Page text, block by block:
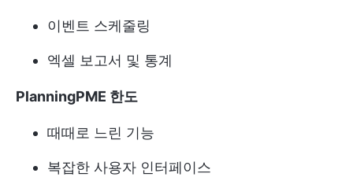
이벤트 스케줄링
엑셀 보고서 및 통계
PlanningPME 한도
때때로 느린 기능
복잡한 사용자 인터페이스